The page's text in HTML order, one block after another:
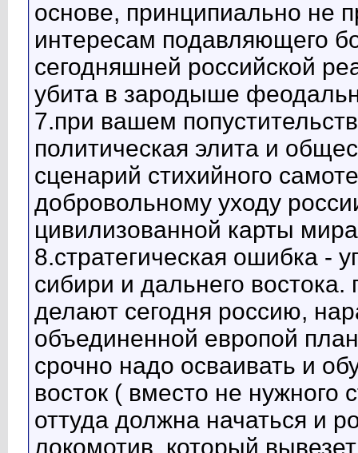
основе, принципиально не
интересам подавляющего
сегодняшней российской
убита в зародыше
7.при вашем
политическая элита и
сценарий стихийного
добровольному уходу
цивилизованной карты
8.стратегическая ошибка -
сибири и дальнего
делают сегодня россию,
объединенной европой
срочно надо осваивать и
восток ( вместо не нужного
оттуда должна начаться и
локомотив, который